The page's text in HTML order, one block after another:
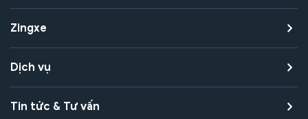
Zingxe
Dịch vụ
Tin tức & Tư vấn